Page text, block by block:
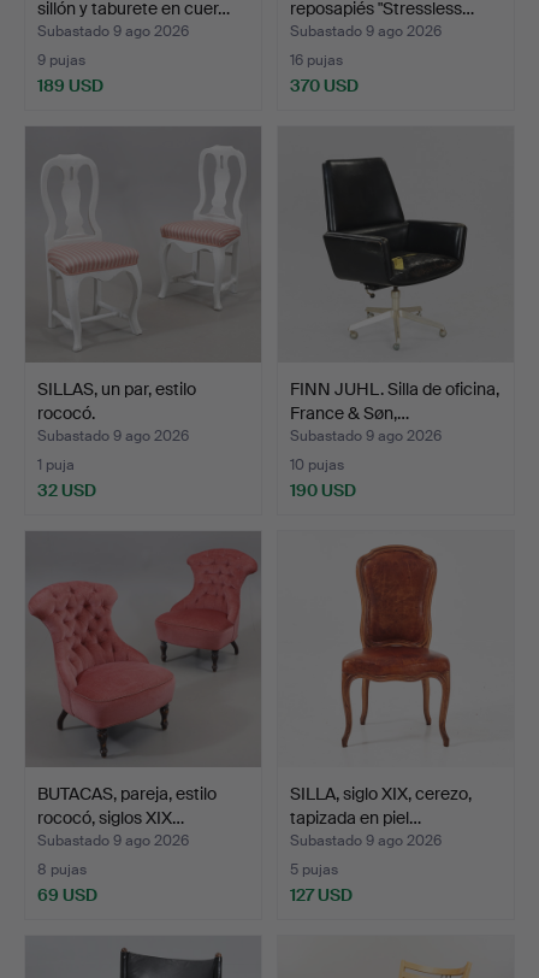
sillón y taburete en cuer…
Subastado 9 ago 2026
9 pujas
189 USD
reposapiés "Stressless…
Subastado 9 ago 2026
16 pujas
370 USD
SILLAS, un par, estilo
rococó.
Subastado 9 ago 2026
1 puja
32 USD
FINN JUHL. Silla de oficina,
France & Søn,…
Subastado 9 ago 2026
10 pujas
190 USD
BUTACAS, pareja, estilo
rococó, siglos XIX…
Subastado 9 ago 2026
8 pujas
69 USD
SILLA, siglo XIX, cerezo,
tapizada en piel…
Subastado 9 ago 2026
5 pujas
127 USD